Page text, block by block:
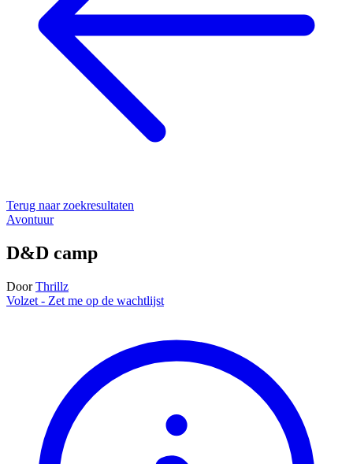
Terug naar zoekresultaten
Avontuur
D&D camp
Door Thrillz
Volzet - Zet me op de wachtlijst